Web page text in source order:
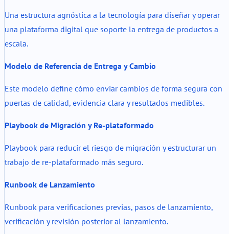
Una estructura agnóstica a la tecnología para diseñar y operar
una plataforma digital que soporte la entrega de productos a
escala.
Modelo de Referencia de Entrega y Cambio
Este modelo define cómo enviar cambios de forma segura con
puertas de calidad, evidencia clara y resultados medibles.
Playbook de Migración y Re-plataformado
Playbook para reducir el riesgo de migración y estructurar un
trabajo de re-plataformado más seguro.
Runbook de Lanzamiento
Runbook para verificaciones previas, pasos de lanzamiento,
verificación y revisión posterior al lanzamiento.